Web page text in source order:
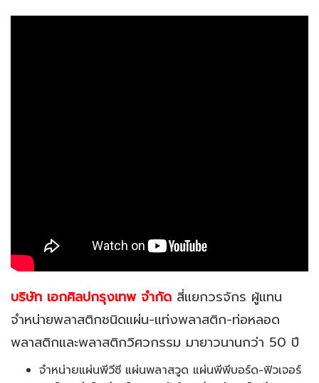
บริษัท เอกศิลปกรุงเทพ จำกัด สี่แยกวรจักร ผู้แทน
จำหน่ายพลาสติกชนิดแผ่น-แท่งพลาสติก-ท่อหลอด
พลาสติกและพลาสติกวิศวกรรม มายาวนานกว่า 50 ปี
จำหน่ายแผ่นพีวีซี แผ่นพลาสวูด แผ่นพีพีบอร์ด-ฟิวเจอร์